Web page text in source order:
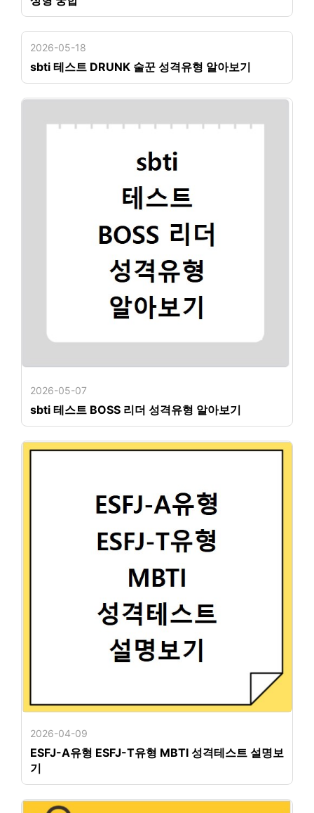
2026-05-18
sbti 테스트 DRUNK 술꾼 성격유형 알아보기
2026-05-07
sbti 테스트 BOSS 리더 성격유형 알아보기
2026-04-09
ESFJ-A유형 ESFJ-T유형 MBTI 성격테스트 설명보
기